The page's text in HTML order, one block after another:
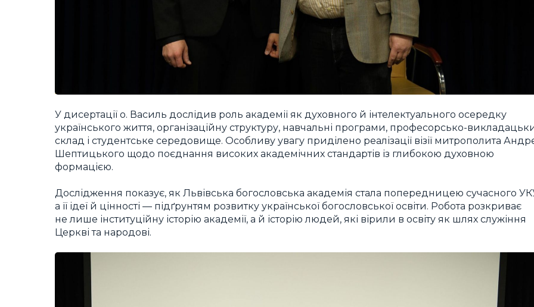
У дисертації о. Василь дослідив роль академії як духовного й інтелектуального осередку
українського життя, організаційну структуру, навчальні програми, професорсько-
склад і студентське середовище. Особливу увагу приділено реалізації візії митрополита
Шептицького щодо поєднання високих академічних стандартів із глибокою духовною
формацією.
Дослідження показує, як Львівська богословська академія стала попередницею сучасного
а її ідеї й цінності — підґрунтям розвитку української богословської освіти. Робота розкриває
не лише інституційну історію академії, а й історію людей, які вірили в освіту як шлях служіння
Церкві та народові.